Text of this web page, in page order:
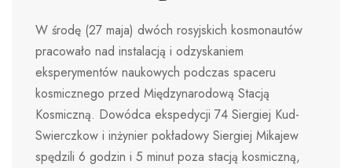
W środę (27 maja) dwóch rosyjskich kosmonautów
pracowało nad instalacją i odzyskaniem
eksperymentów naukowych podczas spaceru
kosmicznego przed Międzynarodową Stacją
Kosmiczną. Dowódca ekspedycji 74 Siergiej Kud-
Swierczkow i inżynier pokładowy Siergiej Mikajew
spędzili 6 godzin i 5 minut poza stacją kosmiczną,